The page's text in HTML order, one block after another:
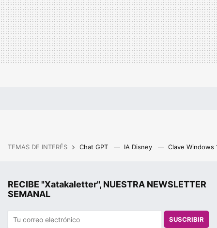
TEMAS DE INTERÉS Chat GPT IA Disney Clave Windows
RECIBE "Xatakaletter", NUESTRA NEWSLETTER
SEMANAL
SUSCRIBIR